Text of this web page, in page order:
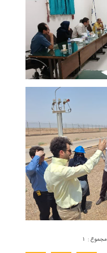
مجموع : ۱